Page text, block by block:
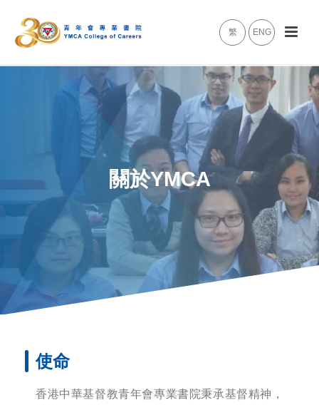
繁 ENG
關於YMCA
使命
香港中華基督教青年會專業書院秉承基督精神，